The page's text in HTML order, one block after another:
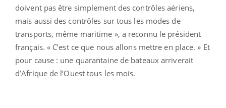
doivent pas être simplement des contrôles aériens,
mais aussi des contrôles sur tous les modes de
transports, même maritime », a reconnu le président
français. « C’est ce que nous allons mettre en place. » Et
pour cause : une quarantaine de bateaux arriverait
d’Afrique de l’Ouest tous les mois.